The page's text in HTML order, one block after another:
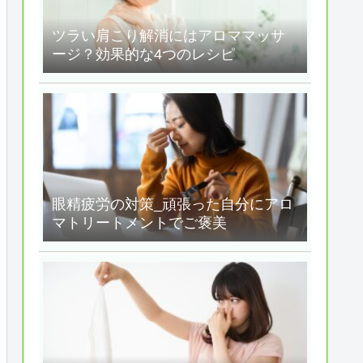
ツラい肩こり解消にはアロママッサ
ージ？効果的な4つのレシピ
眼精疲労の対策_頑張った自分にアロ
マトリートメントでご褒美